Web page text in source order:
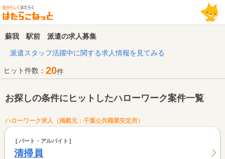
蘇我 駅前 派遣の求人募集
派遣スタッフ活躍中に関する求人情報を見てみる
ヒット件数： 20件
お探しの条件にヒットしたハローワーク案件一覧
ハローワーク求人（掲載元：千葉公共職業安定所）
パート・アルバイト
清掃員